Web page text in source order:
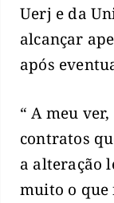
Uerj e da
alcançar
após
“ A meu
contratos
a alteração
muito o